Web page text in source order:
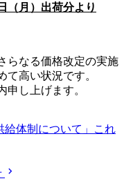
（月）出荷分より
らなる価格改定の実施
高い状況です。
し上げます。
給体制について」これ
chevron_right